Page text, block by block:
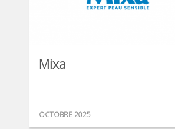
Mixa
OCTOBRE 2025